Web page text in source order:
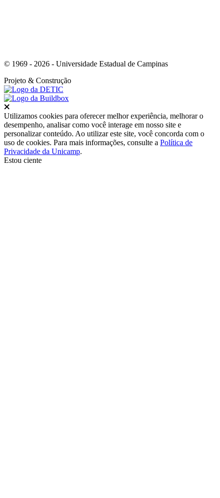
© 1969 - 2026 - Universidade Estadual de Campinas
Projeto & Construção
Utilizamos cookies para oferecer melhor experiência, melhorar o
desempenho, analisar como você interage em nosso site e
personalizar conteúdo. Ao utilizar este site, você concorda com o
uso de cookies. Para mais informações, consulte a Política de
Privacidade da Unicamp.
Estou ciente